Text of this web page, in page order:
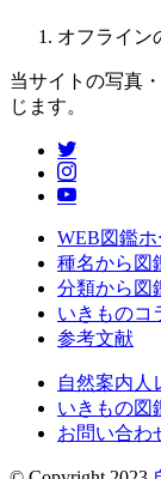
オフライン
当サイトの写真
じます。
WEB図鑑ホ
種名から図
分類から図
いきものコ
参考文献
自然案内人
いきもの図
お問い合わ